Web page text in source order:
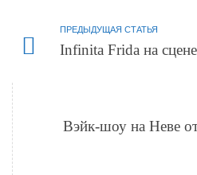
ПРЕДЫДУЩАЯ СТАТЬЯ
Infinita Frida на
Вэйк-шоу на Неве